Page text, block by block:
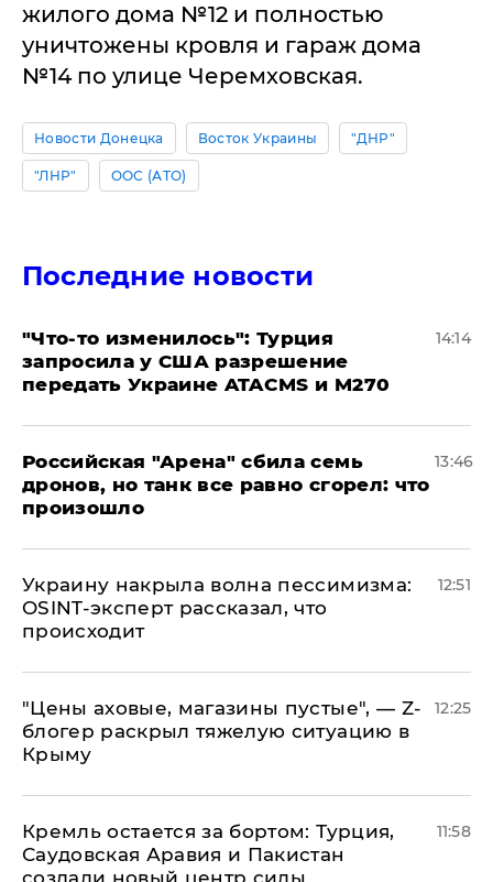
жилого дома №12 и полностью
уничтожены кровля и гараж дома
№14 по улице Черемховская.
Новости Донецка Восток Украины "ДНР"
"ЛНР" ООС (АТО)
Последние новости
​"Что-то изменилось": Турция
запросила у США разрешение
передать Украине ATACMS и M270
14:14
​Российская "Арена" сбила семь
дронов, но танк все равно сгорел: что
произошло
13:46
​Украину накрыла волна пессимизма:
OSINT-эксперт рассказал, что
происходит
12:51
​"Цены аховые, магазины пустые", — Z-
блогер раскрыл тяжелую ситуацию в
Крыму
12:25
​Кремль остается за бортом: Турция,
Саудовская Аравия и Пакистан
создали новый центр силы
11:58